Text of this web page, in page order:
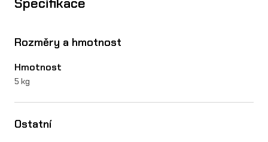
n
Specifikace
Rozměry a hmotnost
Hmotnost
5 kg
Ostatní